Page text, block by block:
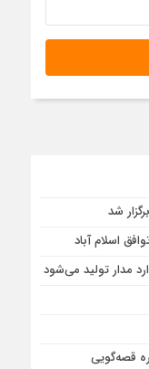
شد
مدار تولید می‌شود
قصه‌گویی